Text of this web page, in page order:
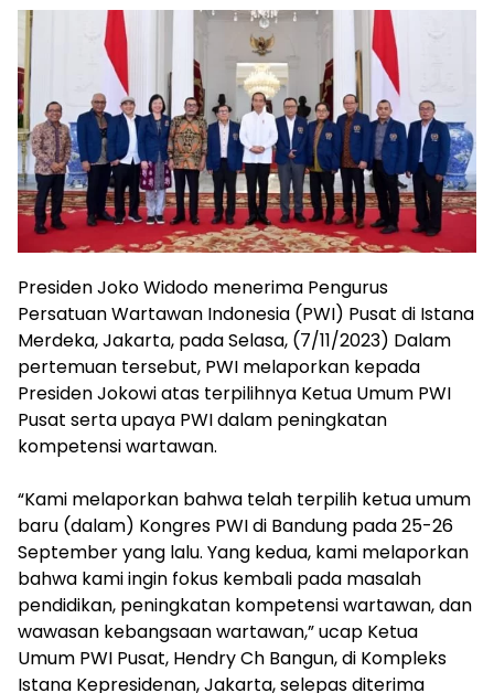
Presiden Joko Widodo menerima Pengurus
Persatuan Wartawan Indonesia (PWI) Pusat di Istana
Merdeka, Jakarta, pada Selasa, (7/11/2023) Dalam
pertemuan tersebut, PWI melaporkan kepada
Presiden Jokowi atas terpilihnya Ketua Umum PWI
Pusat serta upaya PWI dalam peningkatan
kompetensi wartawan.
“Kami melaporkan bahwa telah terpilih ketua umum
baru (dalam) Kongres PWI di Bandung pada 25-26
September yang lalu. Yang kedua, kami melaporkan
bahwa kami ingin fokus kembali pada masalah
pendidikan, peningkatan kompetensi wartawan, dan
wawasan kebangsaan wartawan,” ucap Ketua
Umum PWI Pusat, Hendry Ch Bangun, di Kompleks
Istana Kepresidenan, Jakarta, selepas diterima